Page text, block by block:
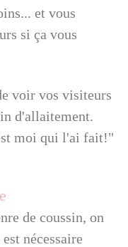
et vous
si ça vous
voir vos visiteurs
d'allaitement.
moi qui l'ai fait!"
de coussin, on
nécessaire